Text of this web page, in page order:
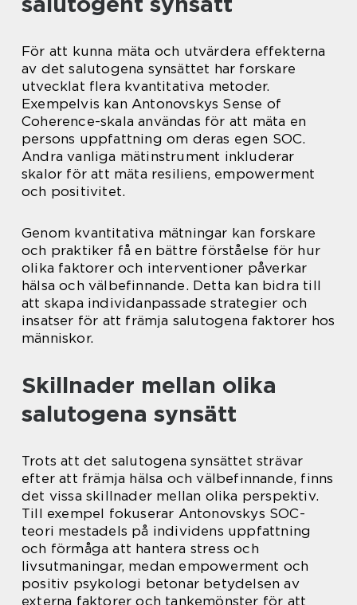
För att kunna mäta och utvärdera effekterna
av det salutogena synsättet har forskare
utvecklat flera kvantitativa metoder.
Exempelvis kan Antonovskys Sense of
Coherence-skala användas för att mäta en
persons uppfattning om deras egen SOC.
Andra vanliga mätinstrument inkluderar
skalor för att mäta resiliens, empowerment
och positivitet.
Genom kvantitativa mätningar kan forskare
och praktiker få en bättre förståelse för hur
olika faktorer och interventioner påverkar
hälsa och välbefinnande. Detta kan bidra till
att skapa individanpassade strategier och
insatser för att främja salutogena faktorer hos
människor.
Skillnader mellan olika
salutogena synsätt
Trots att det salutogena synsättet strävar
efter att främja hälsa och välbefinnande, finns
det vissa skillnader mellan olika perspektiv.
Till exempel fokuserar Antonovskys SOC-
teori mestadels på individens uppfattning
och förmåga att hantera stress och
livsutmaningar, medan empowerment och
positiv psykologi betonar betydelsen av
externa faktorer och tankemönster för att